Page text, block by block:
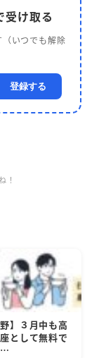
受け取る
いつでも解除
登録する
！
野】３月中も高
として無料で
…